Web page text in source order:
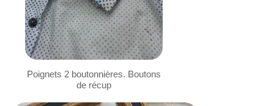
Poignets 2 boutonnières. Boutons
de récup